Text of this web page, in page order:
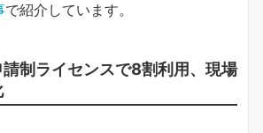
で紹介しています。
制ライセンスで8割利用、現場